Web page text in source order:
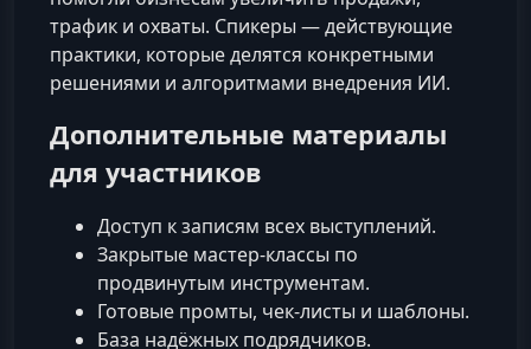
трафик и охваты. Спикеры — действующие
практики, которые делятся конкретными
решениями и алгоритмами внедрения ИИ.
Дополнительные материалы
для участников
Доступ к записям всех выступлений.
Закрытые мастер-классы по
продвинутым инструментам.
Готовые промты, чек-листы и шаблоны.
База надёжных подрядчиков.